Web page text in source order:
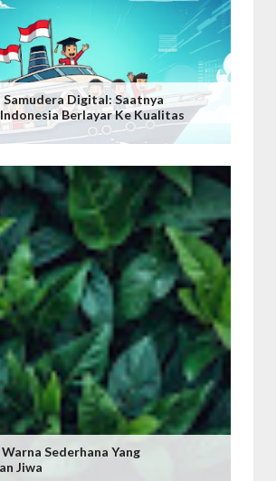
Samudera Digital: Saatnya
Berlayar Ke Kualitas
Sederhana Yang
Jiwa